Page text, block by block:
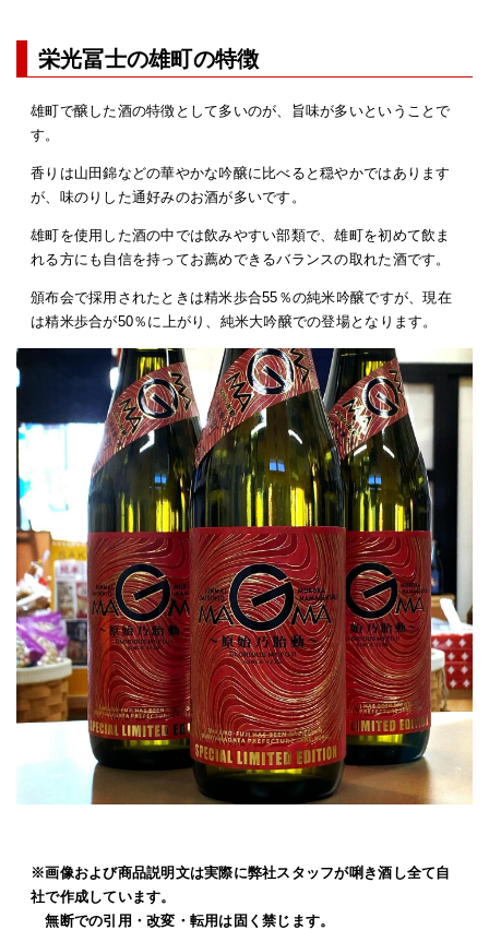
栄光冨士の雄町の特徴
雄町で醸した酒の特徴として多いのが、旨味が多いということで
す。
香りは山田錦などの華やかな吟醸に比べると穏やかではあります
が、味のりした通好みのお酒が多いです。
雄町を使用した酒の中では飲みやすい部類で、雄町を初めて飲ま
れる方にも自信を持ってお薦めできるバランスの取れた酒です。
頒布会で採用されたときは精米歩合55％の純米吟醸ですが、現在
は精米歩合が50％に上がり、純米大吟醸での登場となります。
※画像および商品説明文は実際に弊社スタッフが唎き酒し全て自
社で作成しています。
無断での引用・改変・転用は固く禁じます。